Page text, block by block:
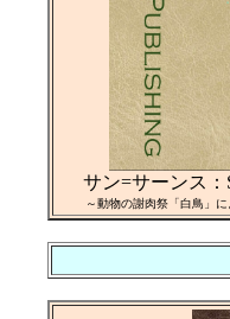
サン=サーンス：
～動物の謝肉祭「白鳥」